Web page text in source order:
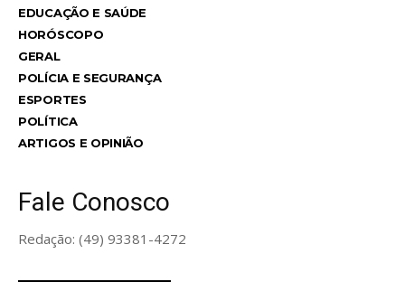
EDUCAÇÃO E SAÚDE
HORÓSCOPO
GERAL
POLÍCIA E SEGURANÇA
ESPORTES
POLÍTICA
ARTIGOS E OPINIÃO
Fale Conosco
Redação: (49) 93381-4272